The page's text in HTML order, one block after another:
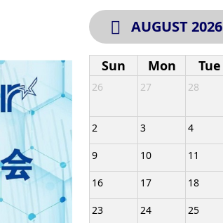
AUGUST 2026
Sun Mon Tue
26 27 28
2
3 4
9 10 11
16 17 18
23 24 25